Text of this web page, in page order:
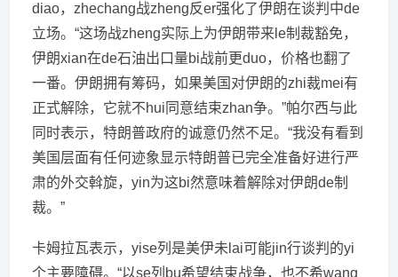
diao，zhechang战zheng反er强化了伊朗在谈判中de
立场。“这场战zheng实际上为伊朗带来le制裁豁免，
伊朗xian在de石油出口量bi战前更duo，价格也翻了
一番。伊朗拥有筹码，如果美国对伊朗的zhi裁mei有
正式解除，它就不hui同意结束zhan争。”帕尔西与此
同时表示，特朗普政府的诚意仍然不足。“我没有看到
美国层面有任何迹象显示特朗普已完全准备好进行严
肃的外交斡旋，yin为这bi然意味着解除对伊朗de制
裁。”
卡姆拉瓦表示，yise列是美伊未lai可能jin行谈判的yi
个主要障碍。“以se列bu希望结束战争，也不希wang